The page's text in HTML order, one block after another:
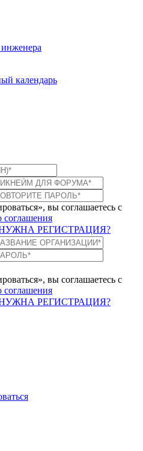
календарь
вы соглашаетесь с
соглашения
РЕГИСТРАЦИЯ?
вы соглашаетесь с
соглашения
РЕГИСТРАЦИЯ?